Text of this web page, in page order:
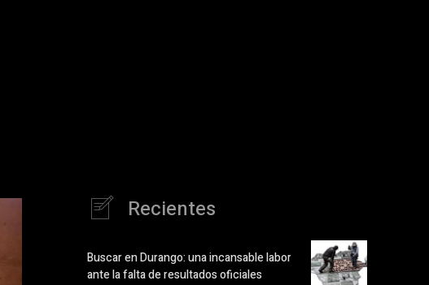
Recientes
Buscar en Durango: una incansable labor
ante la falta de resultados oficiales